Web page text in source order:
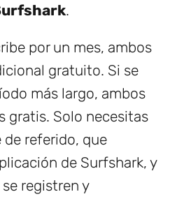
.
por un mes, ambos
gratuito. Si se
más largo, ambos
gratis. Solo necesitas
referido, que
de Surfshark, y
registren y